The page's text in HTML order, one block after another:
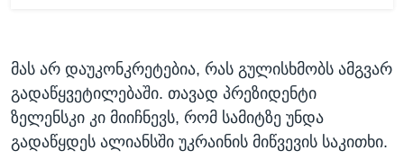
მას არ დაუკონკრეტებია, რას გულისხმობს ამგვარ
გადაწყვეტილებაში. თავად პრეზიდენტი
ზელენსკი კი მიიჩნევს, რომ სამიტზე უნდა
გადაწყდეს ალიანსში უკრაინის მიწვევის საკითხი.